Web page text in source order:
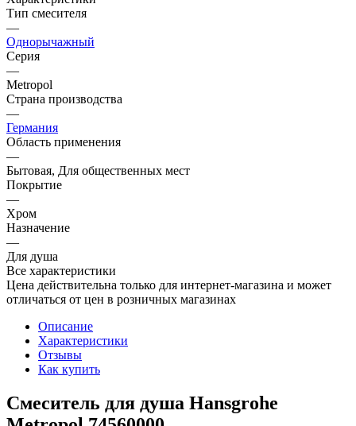
Тип смесителя
—
Однорычажный
Серия
—
Metropol
Страна производства
—
Германия
Область применения
—
Бытовая, Для общественных мест
Покрытие
—
Хром
Назначение
—
Для душа
Все характеристики
Цена действительна только для интернет-магазина и может
отличаться от цен в розничных магазинах
Описание
Характеристики
Отзывы
Как купить
Смеситель для душа Hansgrohe